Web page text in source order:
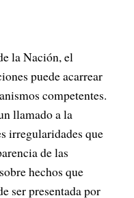
la Nación, el
puede acarrear
competentes.
llamado a la
irregularidades que
de las
hechos que
ser presentada por